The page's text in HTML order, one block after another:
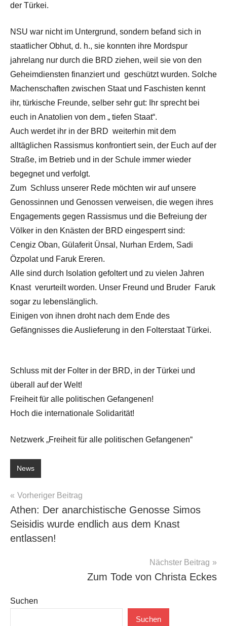
der Türkei.
NSU war nicht im Untergrund, sondern befand sich in
staatlicher Obhut, d. h., sie konnten ihre Mordspur
jahrelang nur durch die BRD ziehen, weil sie von den
Geheimdiensten finanziert und geschützt wurden. Solche
Machenschaften zwischen Staat und Faschisten kennt
ihr, türkische Freunde, selber sehr gut: Ihr sprecht bei
euch in Anatolien von dem „ tiefen Staat“.
Auch werdet ihr in der BRD weiterhin mit dem
alltäglichen Rassismus konfrontiert sein, der Euch auf der
Straße, im Betrieb und in der Schule immer wieder
begegnet und verfolgt.
Zum Schluss unserer Rede möchten wir auf unsere
Genossinnen und Genossen verweisen, die wegen ihres
Engagements gegen Rassismus und die Befreiung der
Völker in den Knästen der BRD eingesperrt sind:
Cengiz Oban, Gülaferit Ünsal, Nurhan Erdem, Sadi
Özpolat und Faruk Ereren.
Alle sind durch Isolation gefoltert und zu vielen Jahren
Knast verurteilt worden. Unser Freund und Bruder Faruk
sogar zu lebenslänglich.
Einigen von ihnen droht nach dem Ende des
Gefängnisses die Auslieferung in den Folterstaat Türkei.
Schluss mit der Folter in der BRD, in der Türkei und
überall auf der Welt!
Freiheit für alle politischen Gefangenen!
Hoch die internationale Solidarität!
Netzwerk „Freiheit für alle politischen Gefangenen“
News
Beitragsnavigation
Vorheriger Beitrag
Athen: Der anarchistische Genosse Simos
Seisidis wurde endlich aus dem Knast
entlassen!
Nächster Beitrag
Zum Tode von Christa Eckes
Suchen
Suchen